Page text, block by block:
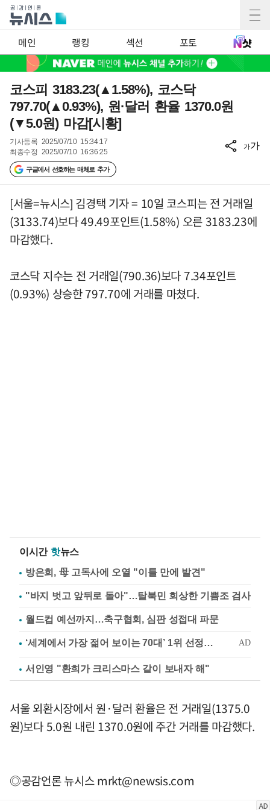
메인 랭킹 섹션 포토
코스피 3183.23(▲1.58%), 코스닥
797.70(▲0.93%), 원·달러 환율 1370.0원
(▼5.0원) 마감[시황]
기사등록 2025/07/10 15:34:17
최종수정 2025/07/10 16:36:25
구글에서 선호하는 매체로 추가
가가
[서울=뉴시스] 김경택 기자 = 10일 코스피는 전 거래일
(3133.74)보다 49.49포인트(1.58%) 오른 3183.23에
마감했다.
코스닥 지수는 전 거래일(790.36)보다 7.34포인트
(0.93%) 상승한 797.70에 거래를 마쳤다.
이시간 핫뉴스
방은희, 母 고독사에 오열 "이틀 만에 발견"
"바지 벗고 앞뒤로 돌아"…탈북민 회상한 기쁨조 검사
월드컵 예선까지…축구협회, 심판 성접대 파문
서인영 "환희가 크리스마스 같이 보내자 해"
서울 외환시장에서 원·달러 환율은 전 거래일(1375.0
원)보다 5.0원 내린 1370.0원에 주간 거래를 마감했다.
◎공감언론 뉴시스mrkt@newsis.com